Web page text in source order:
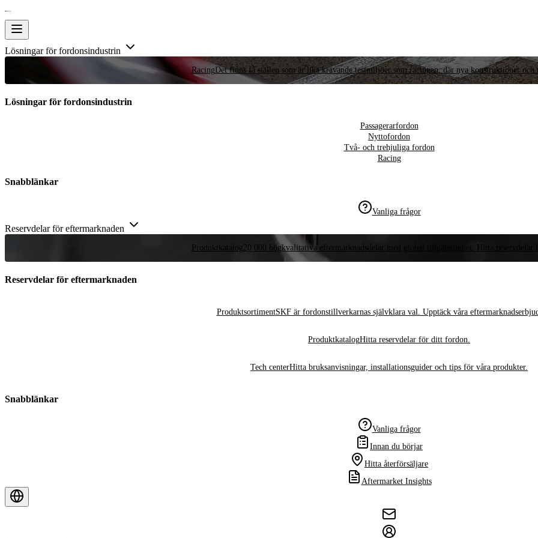
Lösningar för fordonsindustrin
RacingDet finns få ställen som är lika krävande testmiljöer som racingen, där nya konstruktioner och
Lösningar för fordonsindustrin
Passagerarfordon
Nyttofordon
Två- och trehjuliga fordon
Racing
Snabblänkar
Vanliga frågor
Reservdelar för eftermarknaden
Produktkatalog20 000 högkvalitativa eftermarknadsdelar med global tillgänglighet. Hitta reservdelar
Reservdelar för eftermarknaden
ProduktsortimentSKF är fordonstillverkarnas självklara val. Upptäck våra
ProduktkatalogHitta reservdelar för ditt fordon.
Tech centerHitta bruksanvisningar, installationsguider och tips för våra produkter.
Snabblänkar
Vanliga frågor
Innan du börjar
Hitta återförsäljare
Aftermarket Insights